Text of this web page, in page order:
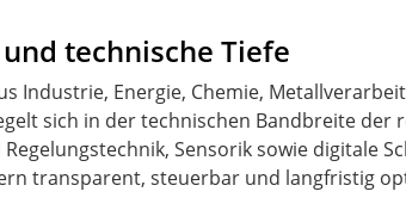
technische Tiefe
Industrie, Energie, Chemie,
sich in der technischen Bandbreite der
Sensorik sowie digitale
transparent, steuerbar und langfristig